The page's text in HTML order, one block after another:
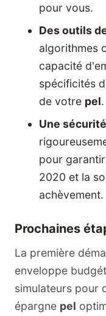
pour vous.
Des outils
algorithmes
capacité
spécificités
de votre pel.
Une
pour
2020 et la
achèvement.
Prochaines
La première
enveloppe
simulateurs pour
épargne pel